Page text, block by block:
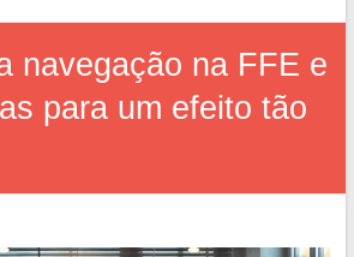
navegação na FFE e
para um efeito tão